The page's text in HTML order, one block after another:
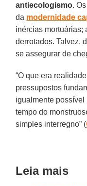
antiecologismo.
da modernidade
inércias mortuárias;
derrotados. Talvez,
se assegurar de
“O que era
pressupostos
igualmente possível
tempo do
simples interregno” (
Leia mais